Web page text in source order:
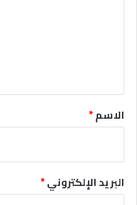
*الاسم*
البريد الإلكتروني*